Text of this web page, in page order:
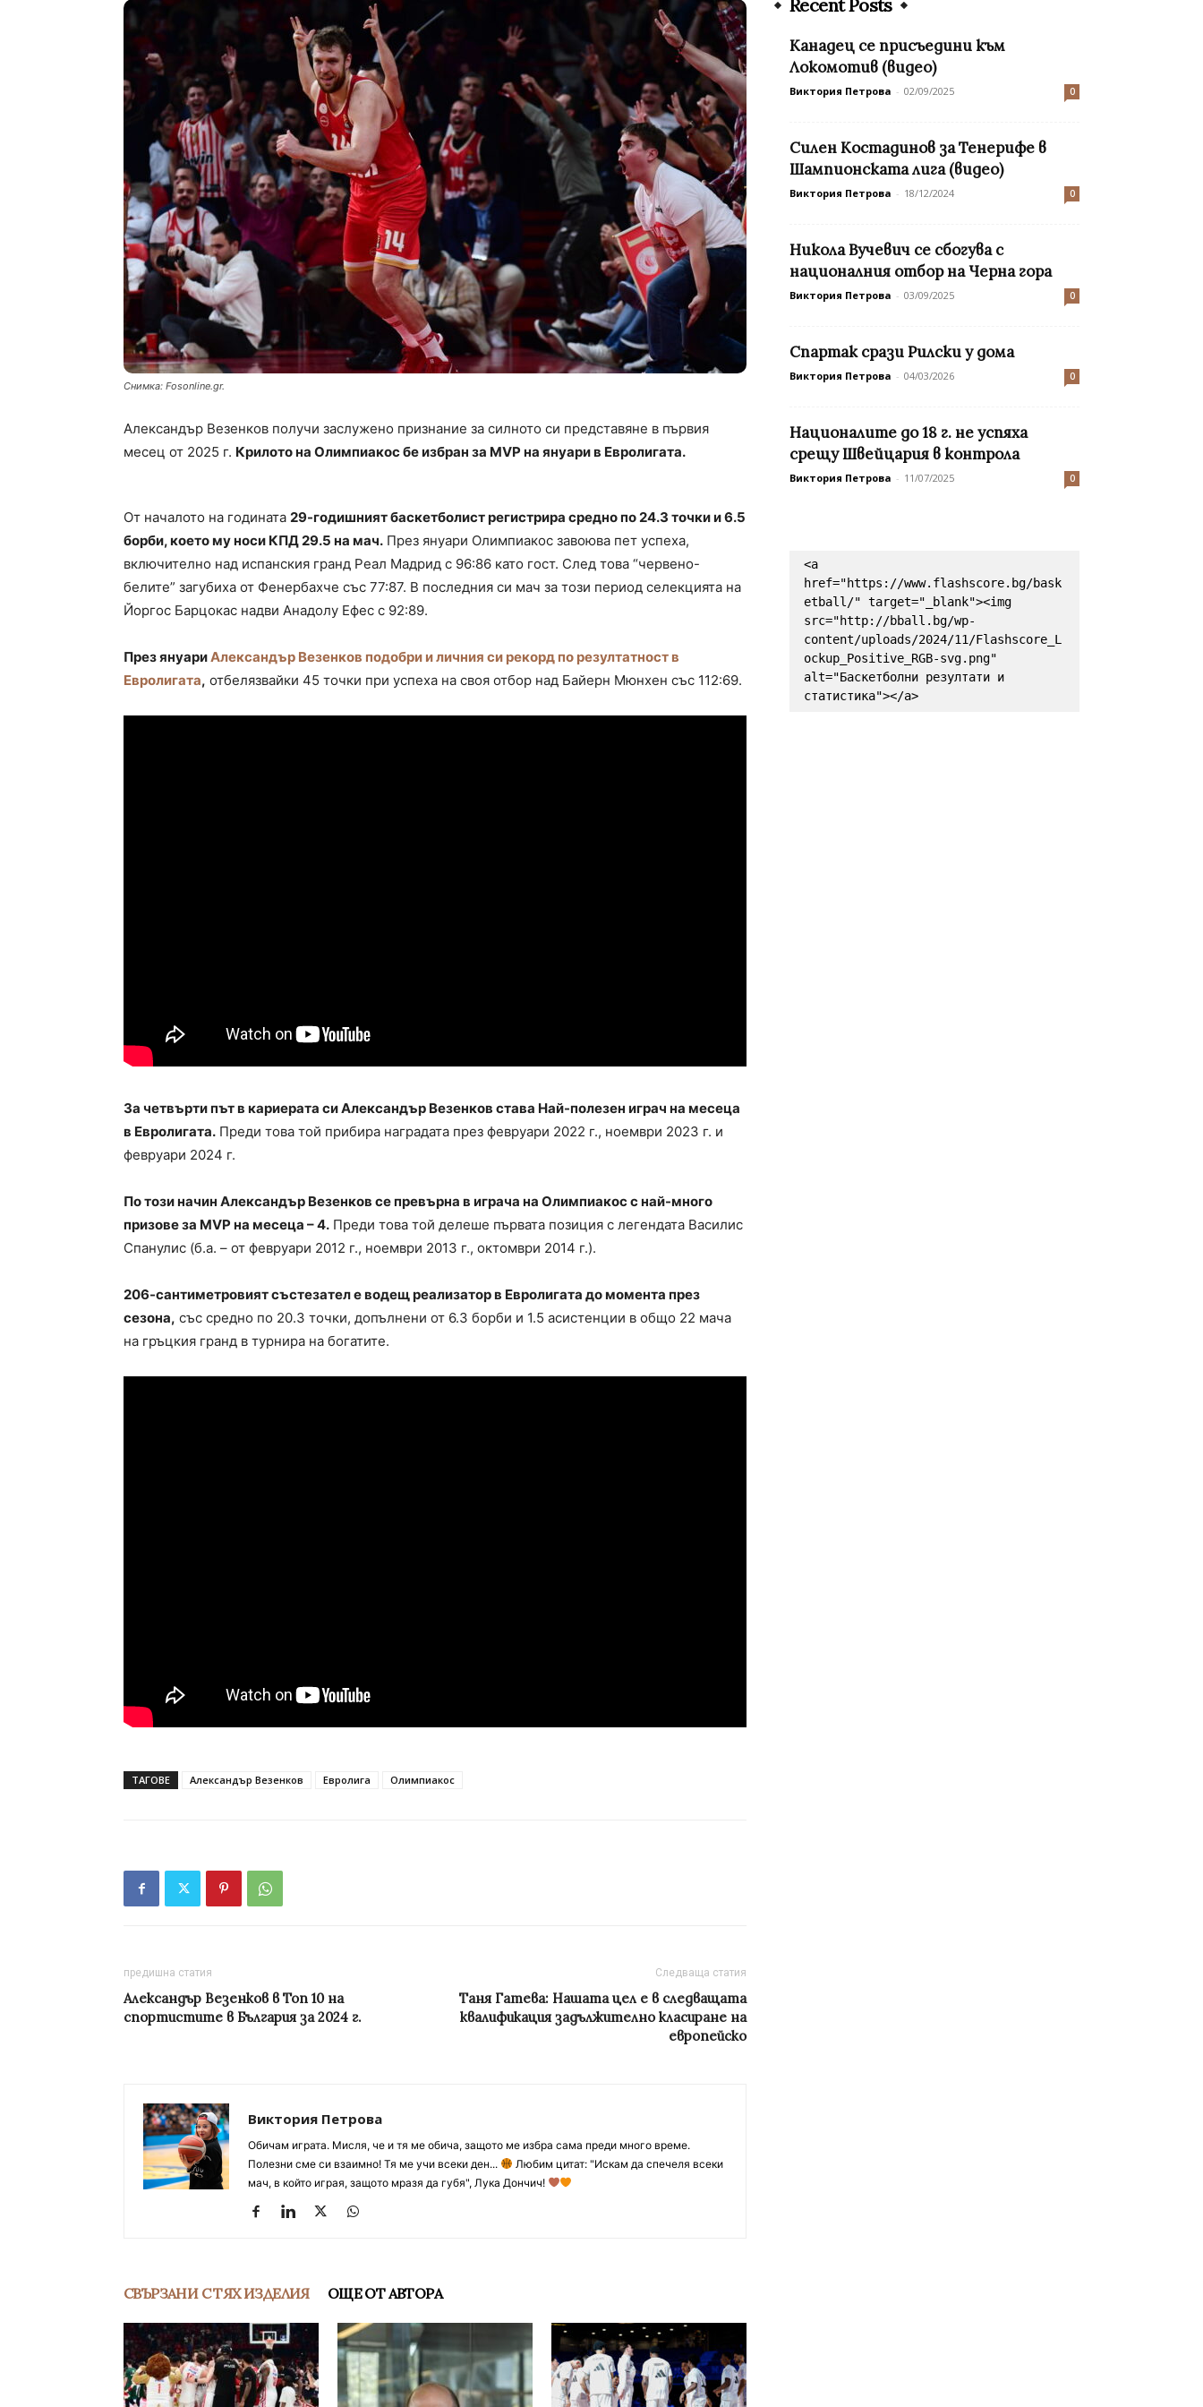
Снимка: Fosonline.gr.
Александър Везенков получи заслужено признание за силното си представяне в първия
месец от 2025 г. Крилото на Олимпиакос бе избран за MVP на януари в Евролигата.
От началото на годината 29-годишният баскетболист регистрира средно по 24.3 точки и 6.5
борби, което му носи КПД 29.5 на мач. През януари Олимпиакос завоюва пет успеха,
включително над испанския гранд Реал Мадрид с 96:86 като гост. След това “червено-
белите” загубиха от Фенербахче със 77:87. В последния си мач за този период селекцията на
Йоргос Барцокас надви Анадолу Ефес с 92:89.
През януариАлександър Везенков подобри и личния си рекорд по резултатност в
Евролигата, отбелязвайки 45 точки при успеха на своя отбор над Байерн Мюнхен със 112:69.
За четвърти път в кариерата си Александър Везенков става Най-полезен играч на месеца
в Евролигата. Преди това той прибира наградата през февруари 2022 г., ноември 2023 г. и
февруари 2024 г.
По този начин Александър Везенков се превърна в играча на Олимпиакос с най-много
призове за MVP на месеца – 4. Преди това той делеше първата позиция с легендата Василис
Спанулис (б.а. – от февруари 2012 г., ноември 2013 г., октомври 2014 г.).
206-сантиметровият състезател е водещ реализатор в Евролигата до момента през
сезона, със средно по 20.3 точки, допълнени от 6.3 борби и 1.5 асистенции в общо 22 мача
на гръцкия гранд в турнира на богатите.
ТАГОВЕ Александър Везенков Евролига Олимпиакос
предишна статия
Александър Везенков в Топ 10 на
спортистите в България за 2024 г.
Следваща статия
Таня Гатева: Нашата цел е в следващата
квалификация задължително класиране на
европейско
Виктория Петрова
Обичам играта. Мисля, че и тя ме обича, защото ме избра сама преди много време.
Полезни сме си взаимно! Тя ме учи всеки ден...
Любим цитат: "Искам да спечеля всеки
мач, в който играя, защото мразя да губя", Лука Дончич!
СВЪРЗАНИ С ТЯХ ИЗДЕЛИЯ ОЩЕ ОТ АВТОРА
Recent Posts
Канадец се присъедини към
Локомотив (видео)
Виктория Петрова - 02/09/2025 0
Силен Костадинов за Тенерифе в
Шампионската лига (видео)
Виктория Петрова - 18/12/2024 0
Никола Вучевич се сбогува с
националния отбор на Черна гора
Виктория Петрова - 03/09/2025 0
Спартак срази Рилски у дома
Виктория Петрова - 04/03/2026 0
Националите до 18 г. не успяха
срещу Швейцария в контрола
Виктория Петрова - 11/07/2025 0
<a
href="https://www.flashscore.bg/bask
etball/" target="_blank"><img
src="http://bball.bg/wp-
content/uploads/2024/11/Flashscore_L
ockup_Positive_RGB-svg.png"
alt="Баскетболни резултати и
статистика"></a>